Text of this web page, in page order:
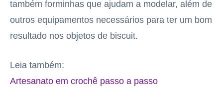
também forminhas que ajudam a modelar, além de
outros equipamentos necessários para ter um bom
resultado nos objetos de biscuit.
Leia também:
Artesanato em crochê passo a passo